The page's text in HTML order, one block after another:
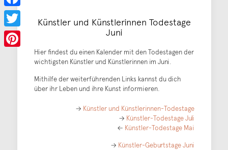
Künstler und Künstlerinnen Todestage
Juni
Hier findest du einen Kalender mit den Todestagen der
wichtigsten Künstler und Künstlerinnen im Juni.
Mithilfe der weiterführenden Links kannst du dich
über ihr Leben und ihre Kunst informieren.
→ Künstler und Künstlerinnen-Todestage
→ Künstler-Todestage Juli
← Künstler-Todestage Mai
→ Künstler-Geburtstage Juni
Facebook
Twitter